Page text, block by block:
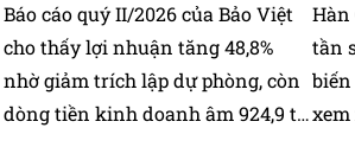
Báo cáo quý II/2026 của Bảo Việt
cho thấy lợi nhuận tăng 48,8%
nhờ giảm trích lập dự phòng, còn
dòng tiền kinh doanh âm 924,9 tỷ
Hàn
tần
xem